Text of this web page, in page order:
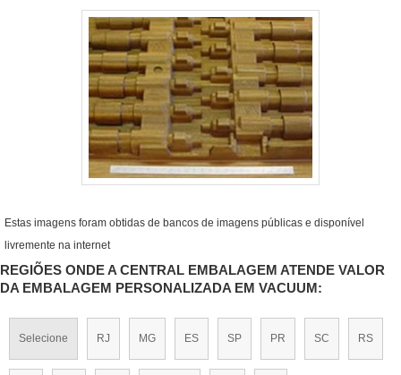
Estas imagens foram obtidas de bancos de imagens públicas e disponível
livremente na internet
REGIÕES ONDE A CENTRAL EMBALAGEM ATENDE VALOR
DA EMBALAGEM PERSONALIZADA EM VACUUM:
Selecione RJ MG ES SP PR SC RS